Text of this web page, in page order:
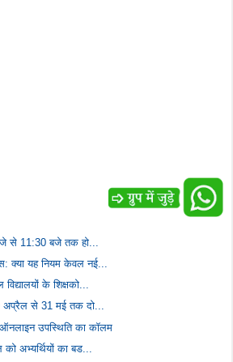
से 11:30 बजे तक हो...
क्या यह नियम केवल नई...
के शिक्षको...
अप्रैल से 31 मई तक दो...
ऑनलाइन उपस्थिति का कॉलम
अभ्यर्थियों का बड...